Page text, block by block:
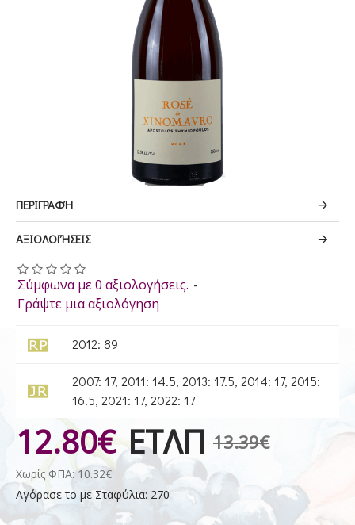
ΠΕΡΙΓΡΑΦΉ
ΑΞΙΟΛΟΓΉΣΕΙΣ
Σύμφωνα με 0 αξιολογήσεις. -
Γράψτε μια αξιολόγηση
2012: 89
2007: 17, 2011: 14.5, 2013: 17.5, 2014: 17, 2015:
16.5, 2021: 17, 2022: 17
ΕΤΛΠ 13.39€
12.80€
Χωρίς ΦΠΑ: 10.32€
Αγόρασε το με Σταφύλια: 270